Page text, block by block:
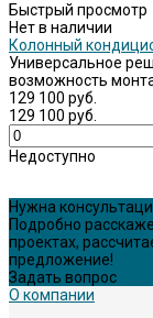
Быстрый просмотр
Нет в наличии
Колонный
Универсальное
возможность
129 100 руб.
129 100 руб.
Недоступно
Нужна
Подробно
проектах,
предложение!
Задать вопрос
О компании